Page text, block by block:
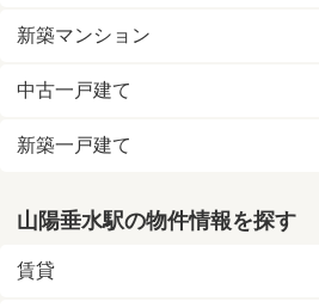
新築マンション
中古一戸建て
新築一戸建て
山陽垂水駅の物件情報を探す
賃貸